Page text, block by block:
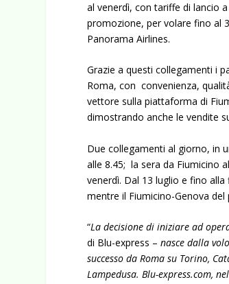
al venerdì, con tariffe di lancio
promozione, per volare fino al
Panorama Airlines.
Grazie a questi collegamenti i
Roma, con convenienza,
vettore sulla piattaforma di
dimostrando anche le vendite
Due collegamenti al giorno, in
alle 8.45; la sera da Fiumicino
venerdì. Dal 13 luglio e fino
mentre il Fiumicino-Genova
“La decisione di iniziare ad
di Blu-express –nasce dalla
successo da Roma su Torino,
Lampedusa. Blu-express.com,